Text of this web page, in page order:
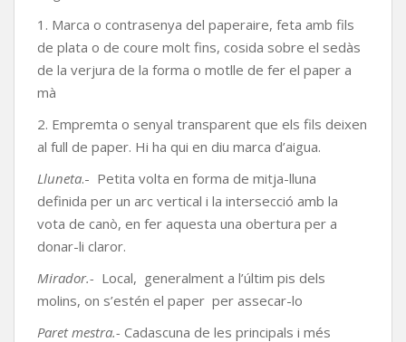
1. Marca o contrasenya del paperaire, feta amb fils
de plata o de coure molt fins, cosida sobre el sedàs
de la verjura de la forma o motlle de fer el paper a
mà
2. Empremta o senyal transparent que els fils deixen
al full de paper. Hi ha qui en diu marca d’aigua.
Lluneta.- Petita volta en forma de mitja-lluna
definida per un arc vertical i la intersecció amb la
vota de canò, en fer aquesta una obertura per a
donar-li claror.
Mirador.- Local, generalment a l’últim pis dels
molins, on s’estén el paper per assecar-lo
Paret mestra.- Cadascuna de les principals i més